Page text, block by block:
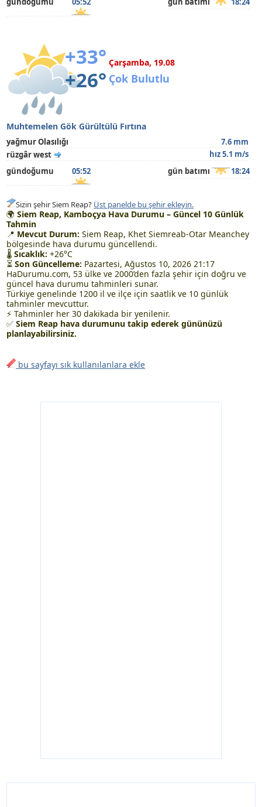
+33°
+26°
Çarşamba, 19.08
Çok Bulutlu
Muhtemelen Gök Gürültülü Fırtına
yağmur Olasılığı
7.6 mm
rüzgâr west
hız 5.1 m/s
gündoğumu
05:52 gün batımı 18:24
Sizin şehir Siem Reap? Üst panelde bu şehir ekleyin.
🌍Siem Reap, Kamboçya Hava Durumu – Güncel 10 Günlük
Tahmin
📍 Mevcut Durum: Siem Reap, Khet Siemreab-Otar Meanchey
bölgesinde hava durumu güncellendi.
🌡Sıcaklık: +26°C
⏳Son Güncelleme: Pazartesi, Ağustos 10, 2026 21:17
HaDurumu.com, 53 ülke ve 2000’den fazla şehir için doğru ve
güncel hava durumu tahminleri sunar.
Türkiye genelinde 1200 il ve ilçe için saatlik ve 10 günlük
tahminler mevcuttur.
⚡ Tahminler her 30 dakikada bir yenilenir.
✅Siem Reap hava durumunu takip ederek gününüzü
planlayabilirsiniz.
bu sayfayı sık kullanılanlara ekle